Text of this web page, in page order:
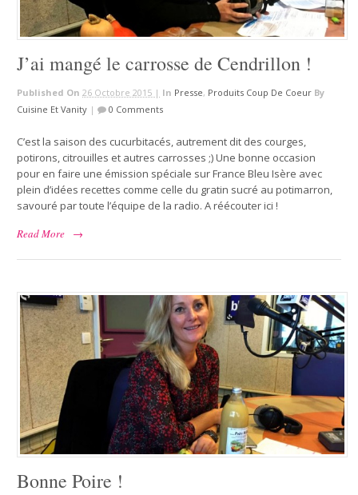
J’ai mangé le carrosse de Cendrillon !
Published On 26 Octobre 2015 | In Presse, Produits Coup De Coeur By
Cuisine Et Vanity | 0 Comments
C’est la saison des cucurbitacés, autrement dit des courges,
potirons, citrouilles et autres carrosses ;) Une bonne occasion
pour en faire une émission spéciale sur France Bleu Isère avec
plein d’idées recettes comme celle du gratin sucré au potimarron,
savouré par toute l’équipe de la radio. A réécouter ici !
Read More
→
Bonne Poire !